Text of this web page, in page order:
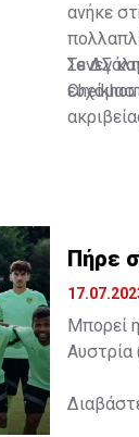
ανήκε
Το ΔΣ
Πήρε
Μπορεί
Αυστρία